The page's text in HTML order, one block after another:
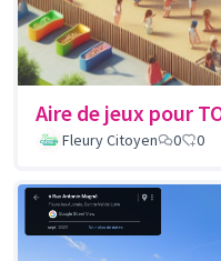
Aire de jeux pour
Fleury Citoyen 0 0